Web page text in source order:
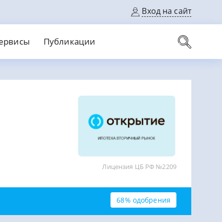
Вход на сайт
Без кредитной истории
Без справок
На длительный срок
Публикации
Лицензия ЦБ РФ №2209
68% одобрения